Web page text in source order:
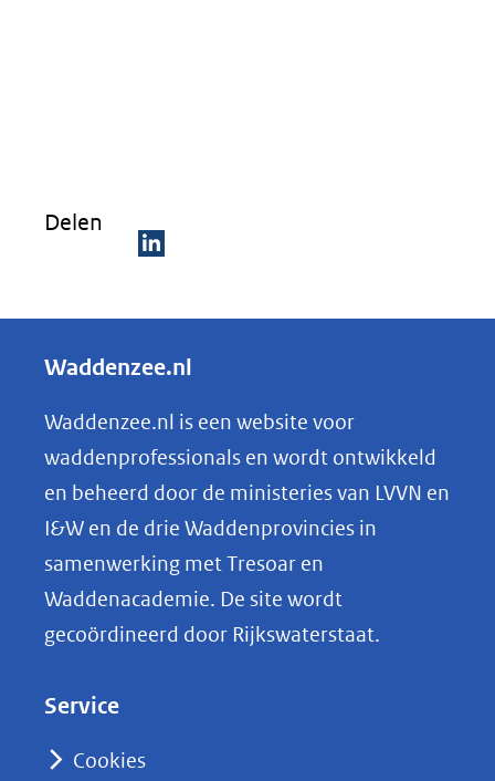
Delen
e
e
n
o
p
k
e
Waddenzee.nl
Waddenzee.nl is een website voor
waddenprofessionals en wordt ontwikkeld
en beheerd door de ministeries van LVVN en
I&W en de drie Waddenprovincies in
samenwerking met Tresoar en
Waddenacademie. De site wordt
gecoördineerd door Rijkswaterstaat.
Service
Cookies